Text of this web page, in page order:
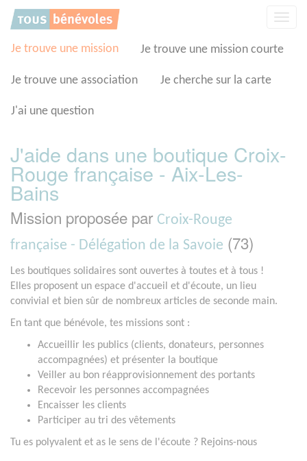
Je trouve une mission Je trouve une mission courte
Je trouve une association Je cherche sur la carte
J'ai une question
J'aide dans une boutique Croix-
Rouge française - Aix-Les-
Bains
Mission proposée par Croix-Rouge
française - Délégation de la Savoie (73)
Les boutiques solidaires sont ouvertes à toutes et à tous !
Elles proposent un espace d'accueil et d'écoute, un lieu
convivial et bien sûr de nombreux articles de seconde main.
En tant que bénévole, tes missions sont :
Accueillir les publics (clients, donateurs, personnes
accompagnées) et présenter la boutique
Veiller au bon réapprovisionnement des portants
Recevoir les personnes accompagnées
Encaisser les clients
Participer au tri des vêtements
Tu es polyvalent et as le sens de l'écoute ? Rejoins-nous
Panneau de gestion des cookies